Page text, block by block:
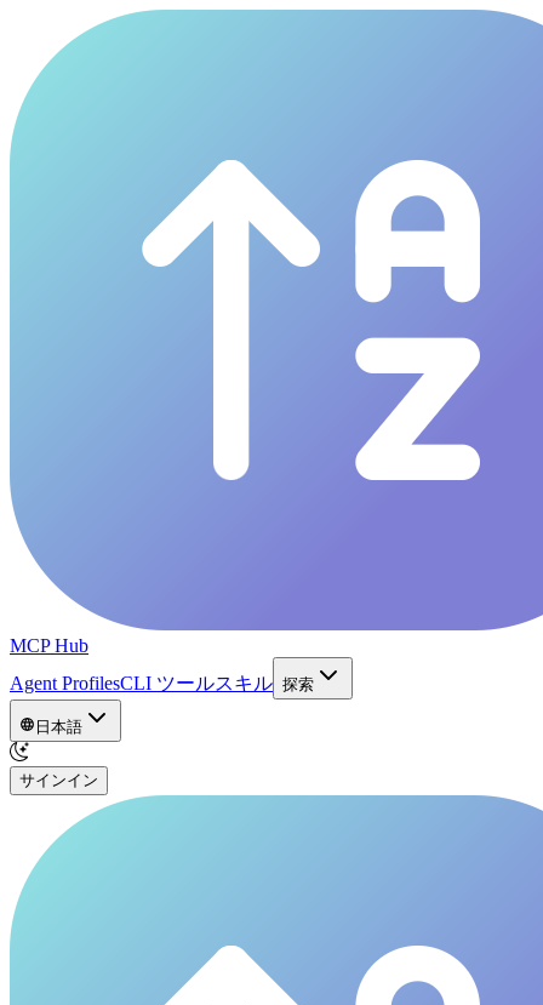
MCP Hub
Agent ProfilesCLI ツールスキル 探索
日本語
サインイン